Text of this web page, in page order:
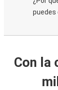
puedes
Con la